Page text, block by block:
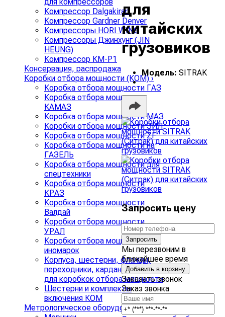
Компрессор Dalgakiran
Компрессор Gardner Denver
Компрессоры HORI WING
Компрессоры Джинхунг (JIN
HEUNG)
Компрессор КМ-Р1
Консервация, распродажа
Коробки отбора мощности (КОМ)›
Коробка отбора мощности ГАЗ
Коробка отбора мощности
КАМАЗ
Коробка отбора мощности МАЗ
Коробки отбора мощности ЗИЛ
Коробка отбора мощности ZF
Коробка отбора мощности на
ГАЗЕЛЬ
Коробка отбора мощности для
спецтехники
Коробка отбора мощности
КРАЗ
Коробка отбора мощности
Валдай
Коробки отбора мощности
УРАЛ
Коробки отбора мощности
иномарок
Корпуса, шестерни, фланцы,
переходники, карданные валы
для коробкок отбора мощности
Шестерни и комплекты
включения КОМ
Метрологическое оборудование›
для
китайских
грузовиков
Модель: SITRAK
Запросить цену
Запросить
Мы перезвоним в
ближайшее время
Добавить в корзину
Заказать звонок
Заказ звонка